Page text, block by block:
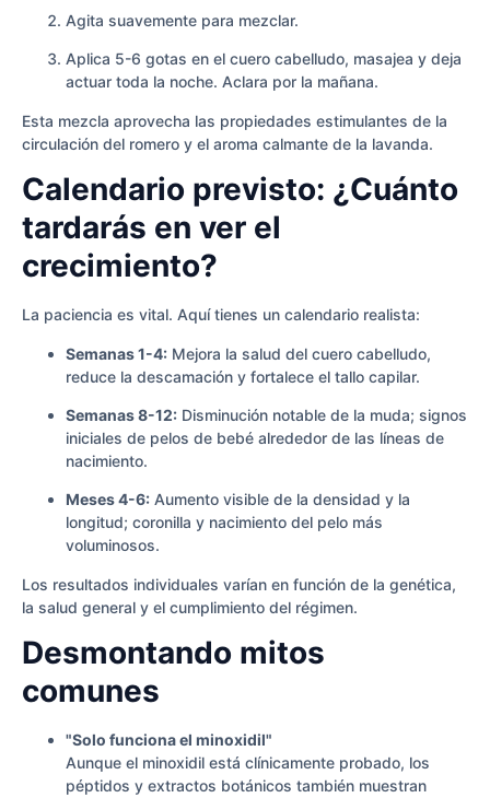
Agita suavemente para mezclar.
Aplica 5-6 gotas en el cuero cabelludo, masajea y deja
actuar toda la noche. Aclara por la mañana.
Esta mezcla aprovecha las propiedades estimulantes de la
circulación del romero y el aroma calmante de la lavanda.
Calendario previsto: ¿Cuánto
tardarás en ver el
crecimiento?
La paciencia es vital. Aquí tienes un calendario realista:
Semanas 1-4: Mejora la salud del cuero cabelludo,
reduce la descamación y fortalece el tallo capilar.
Semanas 8-12: Disminución notable de la muda; signos
iniciales de pelos de bebé alrededor de las líneas de
nacimiento.
Meses 4-6: Aumento visible de la densidad y la
longitud; coronilla y nacimiento del pelo más
voluminosos.
Los resultados individuales varían en función de la genética,
la salud general y el cumplimiento del régimen.
Desmontando mitos
comunes
"Solo funciona el minoxidil"
Aunque el minoxidil está clínicamente probado, los
péptidos y extractos botánicos también muestran